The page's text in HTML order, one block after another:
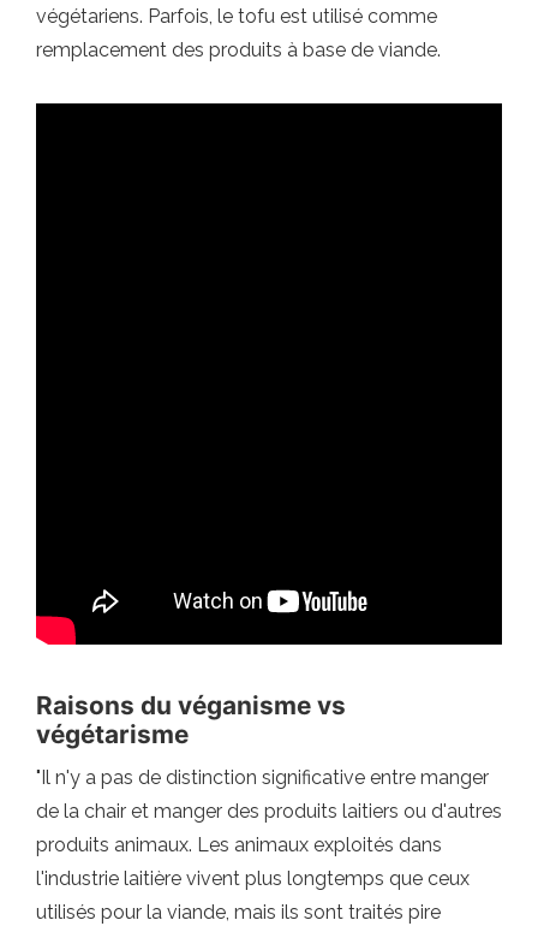
végétariens. Parfois, le tofu est utilisé comme
remplacement des produits à base de viande.
Raisons du véganisme vs
végétarisme
"Il n'y a pas de distinction significative entre manger
de la chair et manger des produits laitiers ou d'autres
produits animaux. Les animaux exploités dans
l'industrie laitière vivent plus longtemps que ceux
utilisés pour la viande, mais ils sont traités pire